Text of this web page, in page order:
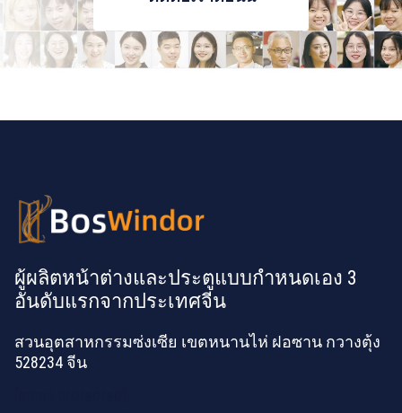
ผู้ผลิตหน้าต่างและประตูแบบกำหนดเอง 3
อันดับแรกจากประเทศจีน
สวนอุตสาหกรรมซ่งเซีย เขตหนานไห่ ฝอซาน กวางตุ้ง
528234 จีน